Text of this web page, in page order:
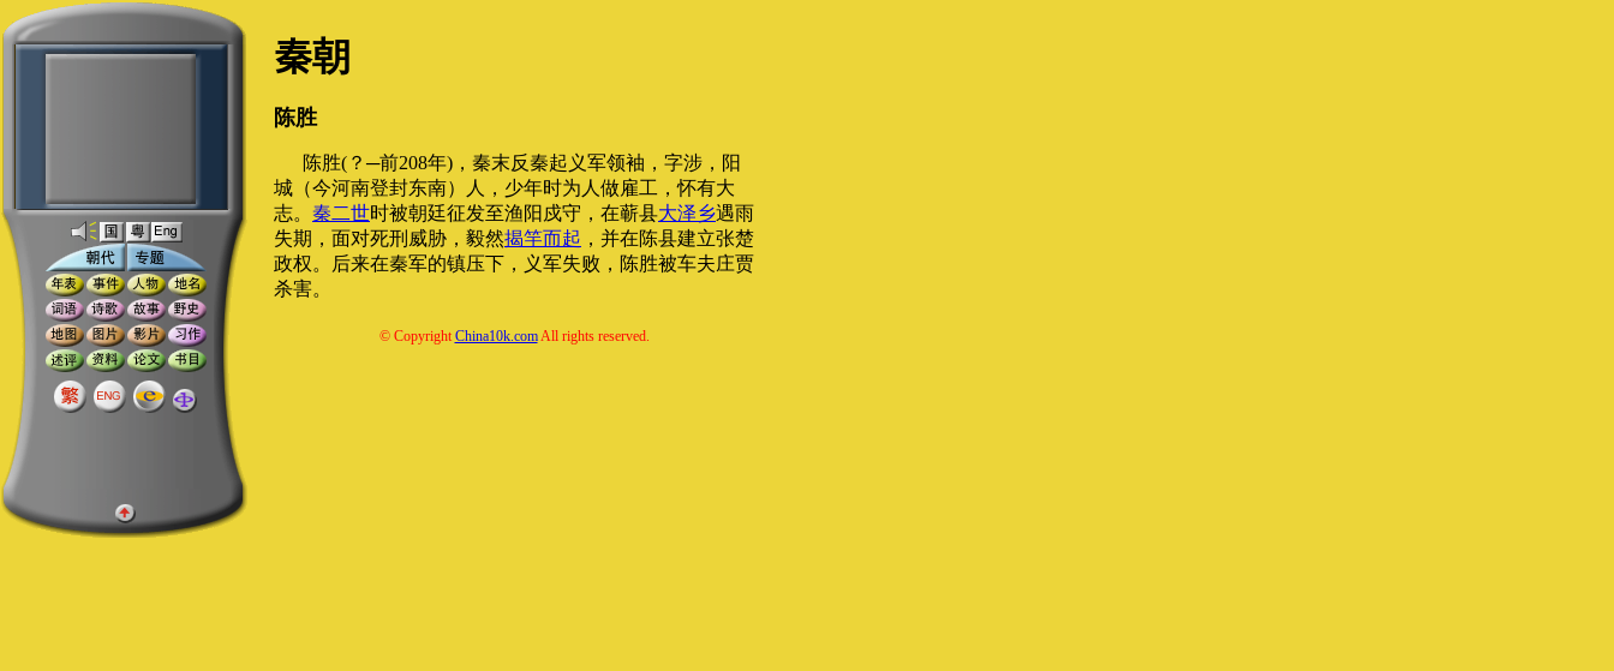
秦朝
陈胜
陈胜(？─前208年)，秦末反秦起义军领袖，字涉，阳
城（今河南登封东南）人，少年时为人做雇工，怀有大
志。 秦二世时被朝廷征发至渔阳戍守，在蕲县大泽乡遇雨
失期，面对死刑威胁，毅然揭竿而起 ，并在陈县建立张楚
政权。后来在秦军的镇压下，义军失败，陈胜被车夫庄贾
杀害。
© CopyrightChina10k.comAll rights reserved.